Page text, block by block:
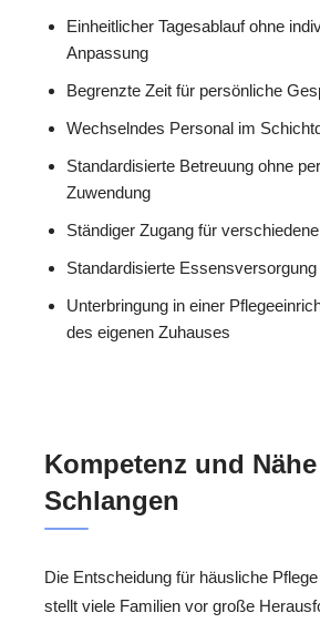
Einheitlicher Tagesablauf ohne
Anpassung
Begrenzte Zeit für persönliche
Wechselndes Personal im
Standardisierte Betreuung ohne
Zuwendung
Ständiger Zugang für
Standardisierte
Unterbringung in einer
des eigenen Zuhauses
Kompetenz und
Schlangen
Die Entscheidung für häusliche
stellt viele Familien vor große